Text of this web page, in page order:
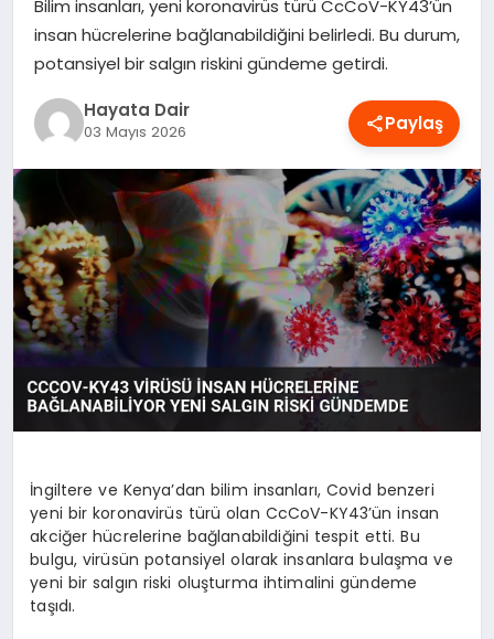
NEDIR?
OYUN
RÜYA TABIRLERI
SAĞLIK
TEKNOLOJI
Bilim insanları, yeni koronavirüs türü CcCoV-KY43’ün
insan hücrelerine bağlanabildiğini belirledi. Bu durum,
potansiyel bir salgın riskini gündeme getirdi.
Hayata Dair
03 Mayıs 2026 Paylaş
İngiltere ve Kenya’dan bilim insanları, Covid benzeri
yeni bir koronavirüs türü olan CcCoV-KY43’ün insan
akciğer hücrelerine bağlanabildiğini tespit etti. Bu
bulgu, virüsün potansiyel olarak insanlara bulaşma ve
yeni bir salgın riski oluşturma ihtimalini gündeme
taşıdı.